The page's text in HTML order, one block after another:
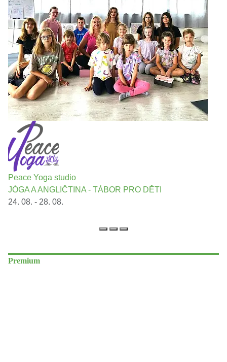
Peace Yoga studio
JÓGA A ANGLIČTINA - TÁBOR PRO DĚTI
24. 08. - 28. 08.
Premium